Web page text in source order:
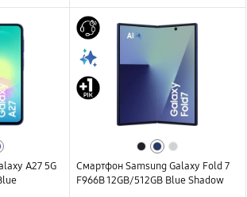
A27 5G
Смартфон Samsung Galaxy Fold 7
F966B 12GB/512GB Blue Shadow